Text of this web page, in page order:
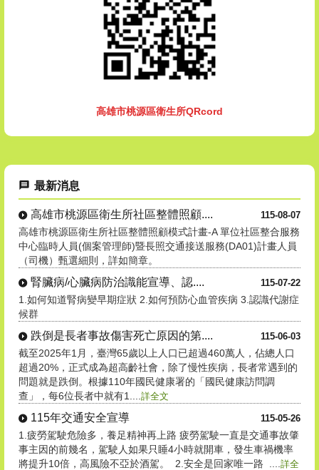
高雄市桃源區衛生所QRcord
最新消息
115-08-07
高雄市桃源區衛生所社區整體照顧....
高雄市桃源區衛生所社區整體照顧模式計畫-A 單位社區整合服務
中心臨時人員(個案管理師)暨長照交通接送服務(DA01)計畫人員
（司機）甄選細則，詳如簡章。
115-07-22
腎臟病/心臟病防治識能宣導、認....
1.如何知道腎病變早期症狀 2.如何預防心血管疾病 3.認識代謝症
候群
115-06-03
跌倒是長者事故傷害死亡原因的第....
截至2025年1月，臺灣65歲以上人口已超過460萬人，佔總人口
超過20%，正式成為超高齡社會，除了慢性疾病，長者常遇到的
問題就是跌倒。根據110年國民健康署的「國民健康訪問調
查」，每6位長者中就有1.... 詳全文
115-05-26
115年交通安全宣導
1.疲勞駕駛危險多，養足精神再上路 疲勞駕駛一直是交通事故肇
事主因的前幾名，駕駛人如果只睡4小時就開車，發生車禍機率
將提升10倍，高風險不亞於酒駕。 2.安全是回家唯一路 .... 詳全